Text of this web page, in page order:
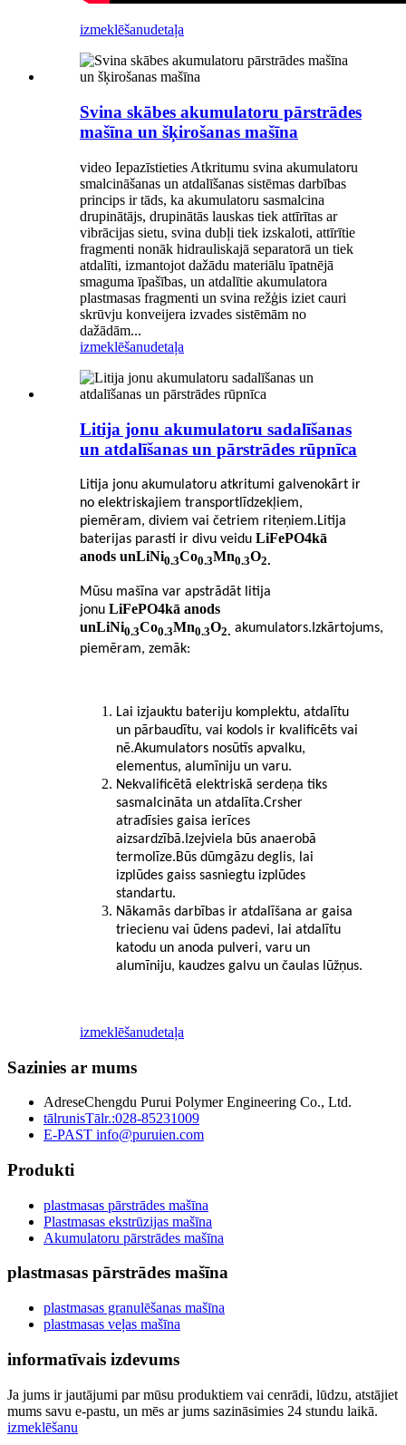
izmeklēšanudetaļa
Svina skābes akumulatoru pārstrādes
mašīna un šķirošanas mašīna
video Iepazīstieties Atkritumu svina akumulatoru
smalcināšanas un atdalīšanas sistēmas darbības
princips ir tāds, ka akumulatoru sasmalcina
drupinātājs, drupinātās lauskas tiek attīrītas ar
vibrācijas sietu, svina dubļi tiek izskaloti, attīrītie
fragmenti nonāk hidrauliskajā separatorā un tiek
atdalīti, izmantojot dažādu materiālu īpatnējā
smaguma īpašības, un atdalītie akumulatora
plastmasas fragmenti un svina režģis iziet cauri
skrūvju konveijera izvades sistēmām no
dažādām...
izmeklēšanudetaļa
Litija jonu akumulatoru sadalīšanas
un atdalīšanas un pārstrādes rūpnīca
Litija jonu akumulatoru atkritumi galvenokārt ir
no elektriskajiem transportlīdzekļiem,
piemēram, diviem vai četriem riteņiem.Litija
baterijas parasti ir divu veidu LiFePO4kā
anods unLiNi0.3Co0.3Mn0.3O2.
Mūsu mašīna var apstrādāt litija
jonu LiFePO4kā anods
unLiNi0.3Co0.3Mn0.3O2. akumulators.Izkārtojums,
piemēram, zemāk:
Lai izjauktu bateriju komplektu, atdalītu
un pārbaudītu, vai kodols ir kvalificēts vai
nē.Akumulators nosūtīs apvalku,
elementus, alumīniju un varu.
Nekvalificētā elektriskā serdeņa tiks
sasmalcināta un atdalīta.Crsher
atradīsies gaisa ierīces
aizsardzībā.Izejviela būs anaerobā
termolīze.Būs dūmgāzu deglis, lai
izplūdes gaiss sasniegtu izplūdes
standartu.
Nākamās darbības ir atdalīšana ar gaisa
triecienu vai ūdens padevi, lai atdalītu
katodu un anoda pulveri, varu un
alumīniju, kaudzes galvu un čaulas lūžņus.
izmeklēšanudetaļa
Sazinies ar mums
AdreseChengdu Purui Polymer Engineering Co., Ltd.
tālrunisTālr.:028-85231009
E-PAST info@puruien.com
Produkti
plastmasas pārstrādes mašīna
Plastmasas ekstrūzijas mašīna
Akumulatoru pārstrādes mašīna
plastmasas pārstrādes mašīna
plastmasas granulēšanas mašīna
plastmasas veļas mašīna
informatīvais izdevums
Ja jums ir jautājumi par mūsu produktiem vai cenrādi, lūdzu, atstājiet
mums savu e-pastu, un mēs ar jums sazināsimies 24 stundu laikā.
izmeklēšanu